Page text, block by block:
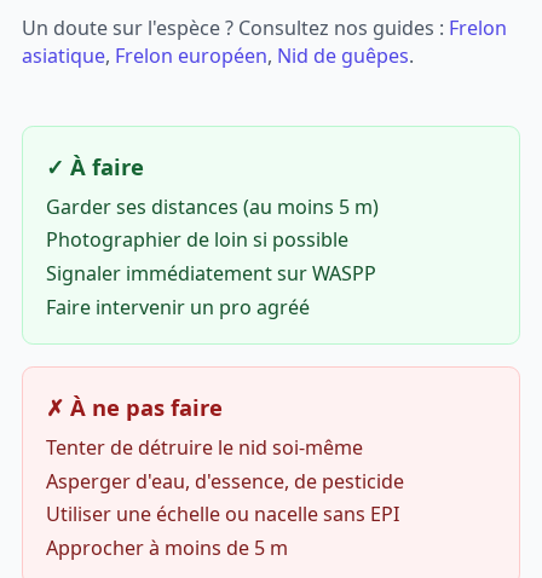
Un doute sur l'espèce ? Consultez nos guides : Frelon
asiatique, Frelon européen, Nid de guêpes.
✓ À faire
Garder ses distances (au moins 5 m)
Photographier de loin si possible
Signaler immédiatement sur WASPP
Faire intervenir un pro agréé
✗ À ne pas faire
Tenter de détruire le nid soi-même
Asperger d'eau, d'essence, de pesticide
Utiliser une échelle ou nacelle sans EPI
Approcher à moins de 5 m